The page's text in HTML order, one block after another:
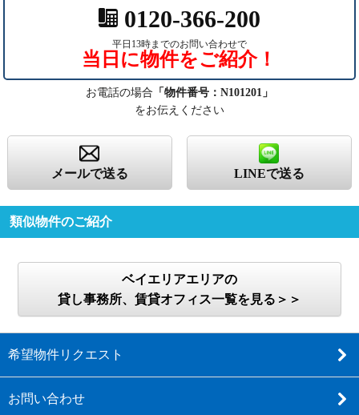
0120-366-200
平日13時までのお問い合わせで
当日に物件をご紹介！
お電話の場合 「物件番号：N101201」
をお伝えください
メールで送る LINEで送る
類似物件のご紹介
ベイエリアエリアの
貸し事務所、賃貸オフィス一覧を見る＞＞
希望物件リクエスト
お問い合わせ